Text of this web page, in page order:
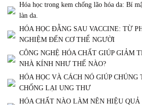
Hóa học trong kem chống lão hóa da: Bí
làn da.
HÓA HỌC ĐẰNG SAU VACCINE: TỪ
NGHIỆM ĐẾN CƠ THỂ NGƯỜI
CÔNG NGHỆ HÓA CHẤT GIÚP GIẢM
NHÀ KÍNH NHƯ THẾ NÀO?
HÓA HỌC VÀ CÁCH NÓ GIÚP CHÚNG
CHỐNG LẠI UNG THƯ
HÓA CHẤT NÀO LÀM NÊN HIỆU QUẢ